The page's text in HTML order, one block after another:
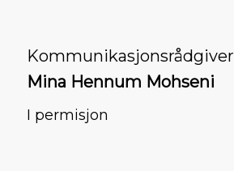
Kommunikasjonsrådgiver
Mina Hennum Mohseni
I permisjon